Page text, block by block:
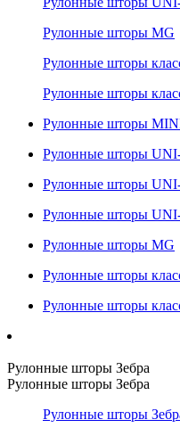
Рулонные шторы MG
Рулонные шторы
Рулонные шторы
Рулонные шторы
Рулонные шторы
Рулонные шторы
Рулонные шторы
Рулонные шторы MG
Рулонные шторы
Рулонные шторы
Рулонные шторы Зебра
Рулонные шторы Зебра
Рулонные шторы